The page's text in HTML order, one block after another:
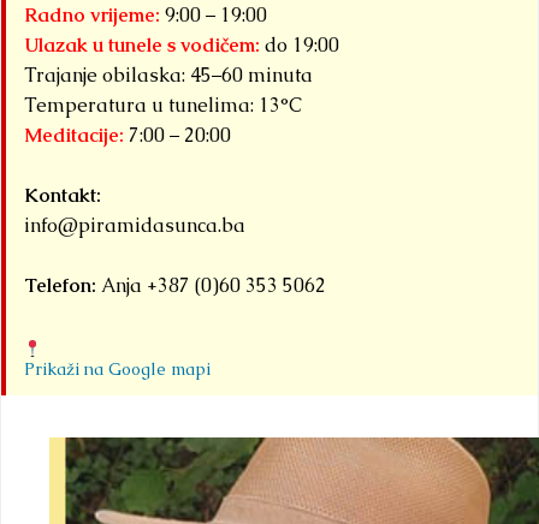
Radno vrijeme: 9:00 – 19:00
Ulazak u tunele s vodičem: do 19:00
Trajanje obilaska: 45–60 minuta
Temperatura u tunelima: 13°C
Meditacije: 7:00 – 20:00
Kontakt:
info@piramidasunca.ba
Telefon: Anja +387 (0)60 353 5062
Prikaži na Google mapi